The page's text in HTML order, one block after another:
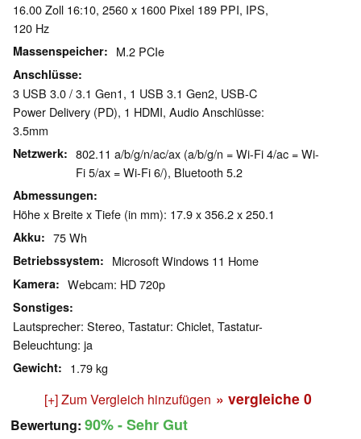
16.00 Zoll 16:10, 2560 x 1600 Pixel 189 PPI, IPS,
120 Hz
Massenspeicher M.2 PCIe
Anschlüsse
3 USB 3.0 / 3.1 Gen1, 1 USB 3.1 Gen2, USB-C
Power Delivery (PD), 1 HDMI, Audio Anschlüsse:
3.5mm
Netzwerk
802.11 a/b/g/n/ac/ax (a/b/g/n = Wi-Fi 4/ac = Wi-
Fi 5/ax = Wi-Fi 6/), Bluetooth 5.2
Abmessungen
Höhe x Breite x Tiefe (in mm): 17.9 x 356.2 x 250.1
Akku 75 Wh
Betriebssystem Microsoft Windows 11 Home
Kamera Webcam: HD 720p
Sonstiges
Lautsprecher: Stereo, Tastatur: Chiclet, Tastatur-
Beleuchtung: ja
Gewicht 1.79 kg
[+] Zum Vergleich hinzufügen » vergleiche 0
Bewertung: 90%- Sehr Gut